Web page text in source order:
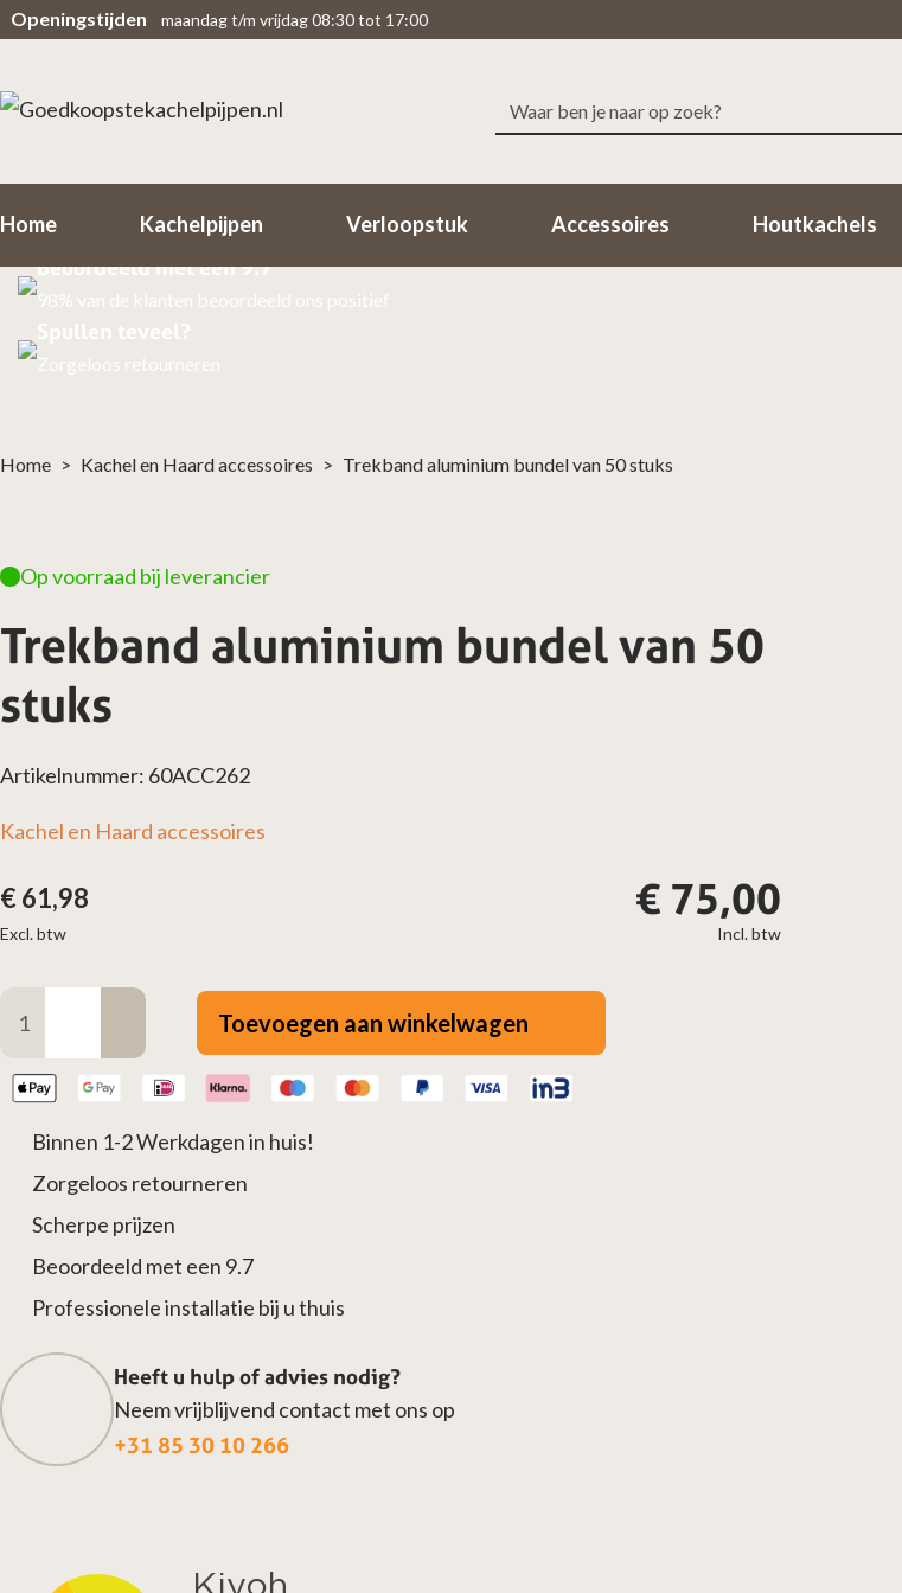
Openingstijden maandag t/m vrijdag 08:30 tot 17:00
Zoeken
naar:
Home Kachelpijpen Verloopstuk Accessoires Houtkachels
Binnen 1-2 Werkdagen in huis!
Beoordeeld met een 9.7
98% van de klanten beoordeeld ons positief
Spullen teveel?
Zorgeloos retourneren
Home > Kachel en Haard accessoires > Trekband aluminium bundel van 50 stuks
Trekband aluminium bundel van 50
stuks
Op voorraad bij leverancier
Kachel en Haard accessoires
Incl. btw
€75,00
Excl. btw
€61,98
Artikelnummer: 60ACC262
bundel
van
stuks
aantal
Toevoegen aan winkelwagen
Binnen 1-2 Werkdagen in huis!
Zorgeloos retourneren
Scherpe prijzen
Beoordeeld met een 9.7
Professionele installatie bij u thuis
Heeft u hulp of advies nodig?
Neem vrijblijvend contact met ons op
+31 85 30 10 266